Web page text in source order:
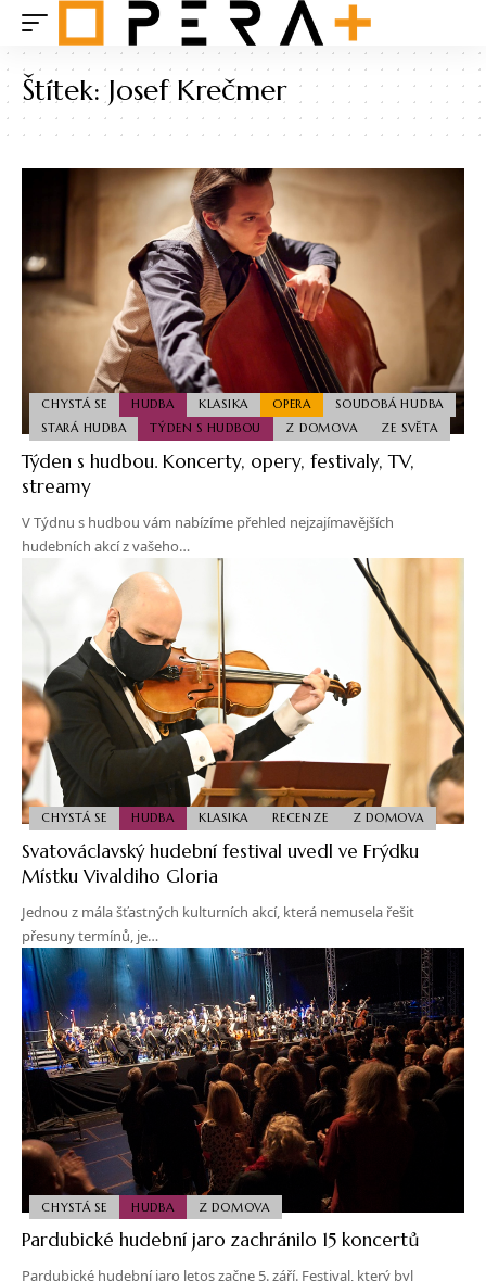
Štítek:Josef Krečmer
CHYSTÁ SE HUDBA KLASIKA OPERA
SOUDOBÁ HUDBA
STARÁ HUDBA
TÝDEN S HUDBOU Z DOMOVA ZE SVĚTA
Týden s hudbou. Koncerty, opery, festivaly, TV,
streamy
V Týdnu s hudbou vám nabízíme přehled nejzajímavějších
hudebních akcí z vašeho…
CHYSTÁ SE HUDBA KLASIKA RECENZE Z DOMOVA
Svatováclavský hudební festival uvedl ve Frýdku
Místku Vivaldiho Gloria
Jednou z mála šťastných kulturních akcí, která nemusela řešit
přesuny termínů, je…
CHYSTÁ SE HUDBA Z DOMOVA
Pardubické hudební jaro zachránilo 15 koncertů
Pardubické hudební jaro letos začne 5. září. Festival, který byl